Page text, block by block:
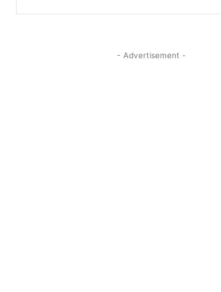
- Advertisement -